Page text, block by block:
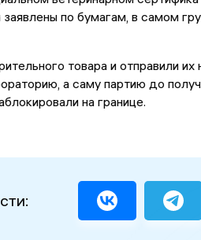
по бумагам, в самом
товара и отправили их
а саму партию до
на границе.